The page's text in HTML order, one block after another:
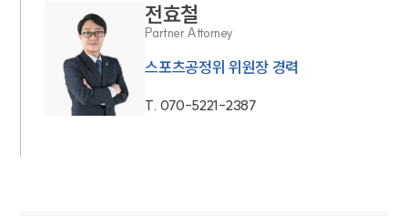
전효철
Partner Attorney
스포츠공정위 위원장 경력
T. 070-5221-2387